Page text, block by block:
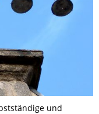
und